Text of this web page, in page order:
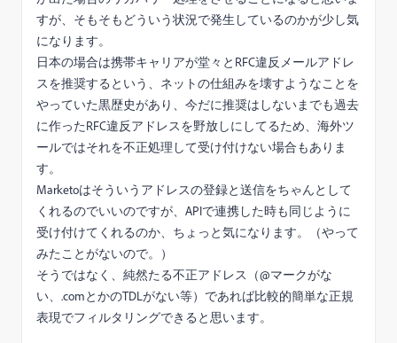
すが、そもそもどういう状況で発生しているのかが少し気
になります。
日本の場合は携帯キャリアが堂々とRFC違反メールアドレ
スを推奨するという、ネットの仕組みを壊すようなことを
やっていた黒歴史があり、今だに推奨はしないまでも過去
に作ったRFC違反アドレスを野放しにしてるため、海外ツ
ールではそれを不正処理して受け付けない場合もありま
す。
Marketoはそういうアドレスの登録と送信をちゃんとして
くれるのでいいのですが、APIで連携した時も同じように
受け付けてくれるのか、ちょっと気になります。（やって
みたことがないので。）
そうではなく、純然たる不正アドレス（@マークがな
い、.comとかのTDLがない等）であれば比較的簡単な正規
表現でフィルタリングできると思います。